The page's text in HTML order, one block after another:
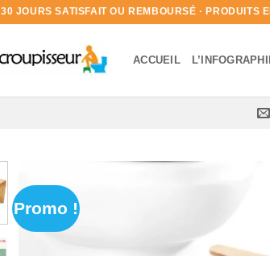
30 JOURS SATISFAIT OU REMBOURSÉ · PRODUITS
ACCUEIL
Promo !